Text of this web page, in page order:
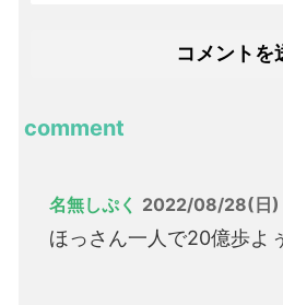
comment
名無しぷく 2022/08/28(日)
ほっさん一人で20億歩よ